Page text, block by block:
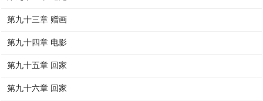
第九十三章 赠画
第九十四章 电影
第九十五章 回家
第九十六章 回家